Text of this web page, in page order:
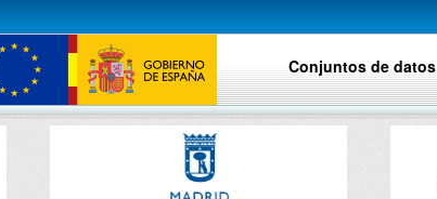
Conjuntos de datos